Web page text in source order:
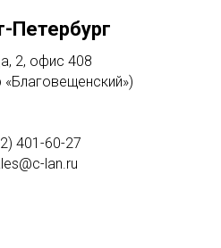
Петербург
2, офис 408
«Благовещенский»)
401-60-27
lan.ru